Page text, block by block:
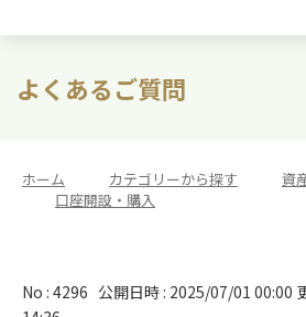
よくあるご質問
ホーム カテゴリーから探す 資
口座開設・購入
No : 4296 公開日時 : 2025/07/01 00:00